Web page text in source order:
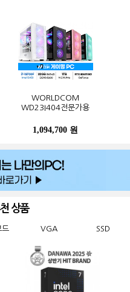
WORLDCOM
WD23I404전문가용
1,094,700 원
상품
드 VGA SSD